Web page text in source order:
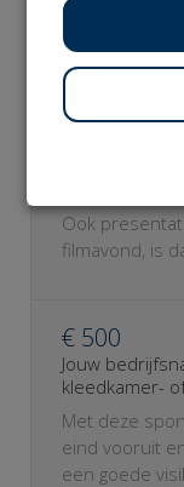
€ 1.000
Door jouw
Ook
filmavond, is
€ 500
Jouw
kleedkamer-
Met deze
eind vooruit
een goede